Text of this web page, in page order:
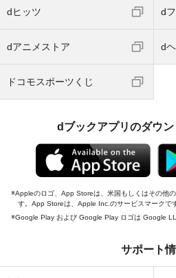
dヒッツ d
dアニメストア d
ドコモスポーツくじ
dブックアプリのダウ
Appleのロゴ、App Storeは、米国もしくはその他
す。App Storeは、Apple Inc.のサービスマークです
Google Play および Google Play ロゴは Google
サポート